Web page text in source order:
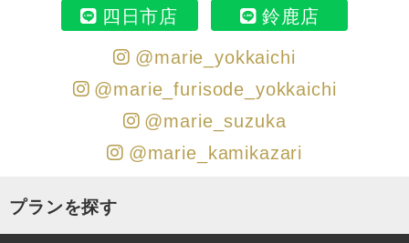
四日市店
鈴鹿店
@marie_yokkaichi
@marie_furisode_yokkaichi
@marie_suzuka
@marie_kamikazari
プランを探す